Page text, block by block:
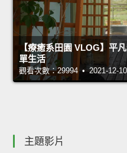
【療癒系田園 VLOG】平
單生活
觀看次數：29994 • 2021-12-10
主題影片